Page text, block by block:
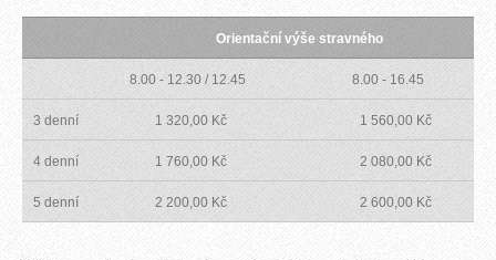
Orientační výše stravného
8.00 - 12.30 / 12.45 8.00 - 16.45
3 denní 1 320,00 Kč 1 560,00 Kč
4 denní 1 760,00 Kč 2 080,00 Kč
5 denní 2 200,00 Kč 2 600,00 Kč